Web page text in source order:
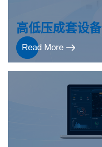
高低压成套设备
Read More